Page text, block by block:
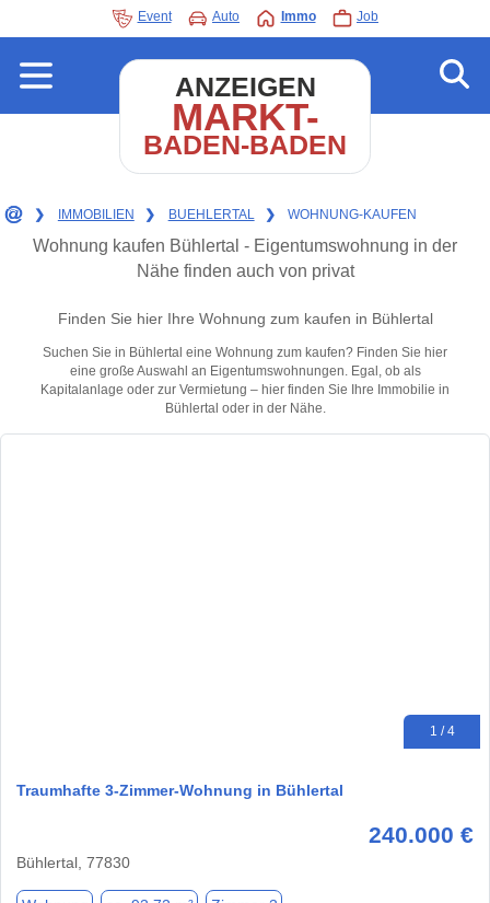
Event Auto Immo Job
ANZEIGEN
MARKT-
BADEN-BADEN
❯ IMMOBILIEN ❯ BUEHLERTAL ❯ WOHNUNG-KAUFEN
Wohnung kaufen Bühlertal - Eigentumswohnung in der
Nähe finden auch von privat
Finden Sie hier Ihre Wohnung zum kaufen in Bühlertal
Suchen Sie in Bühlertal eine Wohnung zum kaufen? Finden Sie hier
eine große Auswahl an Eigentumswohnungen. Egal, ob als
Kapitalanlage oder zur Vermietung – hier finden Sie Ihre Immobilie in
Bühlertal oder in der Nähe.
1 / 4
Traumhafte 3-Zimmer-Wohnung in Bühlertal
240.000 €
Bühlertal, 77830